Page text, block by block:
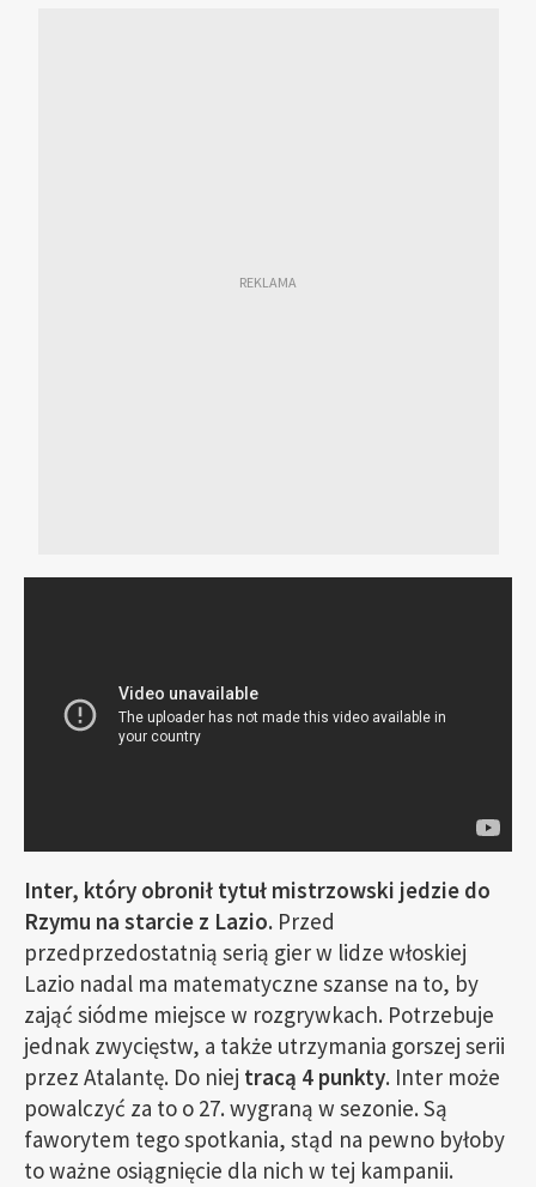
Inter, który obronił tytuł mistrzowski jedzie do
Rzymu na starcie z Lazio. Przed
przedprzedostatnią serią gier w lidze włoskiej
Lazio nadal ma matematyczne szanse na to, by
zająć siódme miejsce w rozgrywkach. Potrzebuje
jednak zwycięstw, a także utrzymania gorszej serii
przez Atalantę. Do niej tracą 4 punkty. Inter może
powalczyć za to o 27. wygraną w sezonie. Są
faworytem tego spotkania, stąd na pewno byłoby
to ważne osiągnięcie dla nich w tej kampanii.